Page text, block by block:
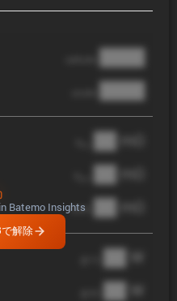
████
████
██ mΩ
██ mΩ
DCIR ██ mΩ
██ W
██ W
Batemo Insights
解除